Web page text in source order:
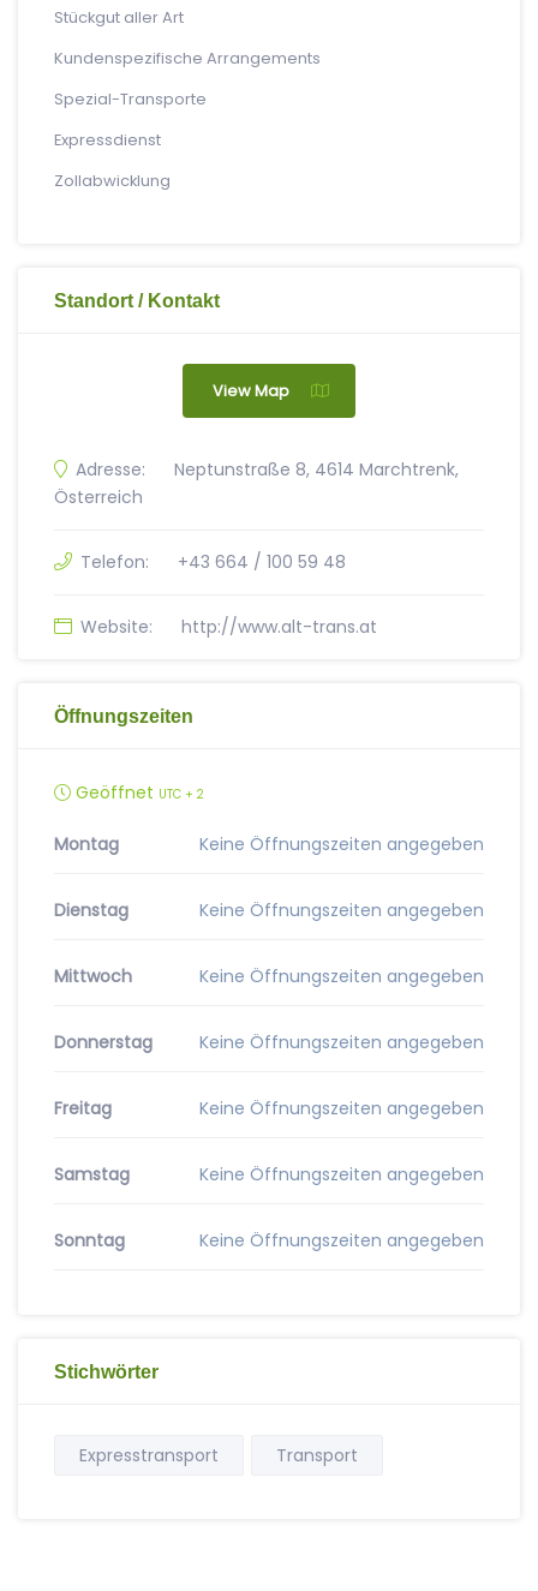
Stückgut aller Art
Kundenspezifische Arrangements
Spezial-Transporte
Expressdienst
Zollabwicklung
Standort / Kontakt
View Map
Adresse:
Neptunstraße 8, 4614 Marchtrenk,
Österreich
Telefon: +43 664 / 100 59 48
Website: http://www.alt-trans.at
Öffnungszeiten
Geöffnet UTC + 2
Montag Keine Öffnungszeiten angegeben
Dienstag Keine Öffnungszeiten angegeben
Mittwoch Keine Öffnungszeiten angegeben
Donnerstag Keine Öffnungszeiten angegeben
Freitag Keine Öffnungszeiten angegeben
Samstag Keine Öffnungszeiten angegeben
Sonntag Keine Öffnungszeiten angegeben
Stichwörter
Expresstransport Transport